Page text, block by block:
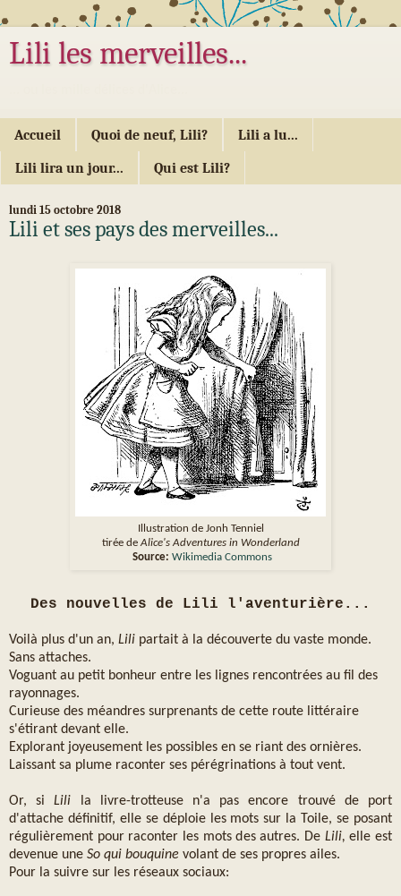
Lili les merveilles...
Accueil Quoi de neuf, Lili? Lili a lu...
Lili lira un jour... Qui est Lili?
lundi 15 octobre 2018
Lili et ses pays des merveilles...
Illustration de Jonh Tenniel
tirée deAlice's Adventures in Wonderland
Source: Wikimedia Commons
Des nouvelles de Lili l'aventurière...
Voilà plus d'un an, Lili partait à la découverte du vaste monde.
Sans attaches.
Voguant au petit bonheur entre les lignes rencontrées au fil des
rayonnages.
Curieuse des méandres surprenants de cette route littéraire
s'étirant devant elle.
Explorant joyeusement les possibles en se riant des ornières.
Laissant sa plume raconter ses pérégrinations à tout vent.
Or, siLili
la livre-trotteuse n'a pas encore trouvé de port
d'attache définitif, elle se déploie les mots sur la Toile, se posant
régulièrement pour raconter les mots des autres. De Lili, elle est
devenue une So qui bouquine volant de ses propres ailes.
Pour la suivre sur les réseaux sociaux: